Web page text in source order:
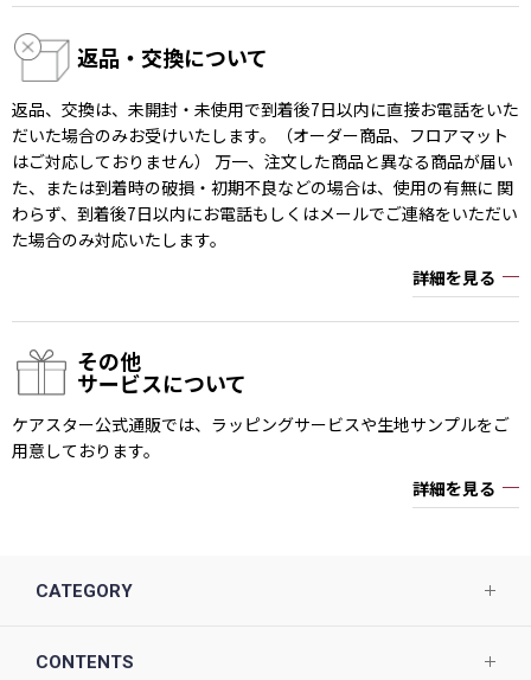
返品・交換について
返品、交換は、未開封・未使用で到着後7日以内に直接お電話をいた
だいた場合のみお受けいたします。（オーダー商品、フロアマット
はご対応しておりません） 万一、注文した商品と異なる商品が届い
た、または到着時の破損・初期不良などの場合は、使用の有無に 関
わらず、到着後7日以内にお電話もしくはメールでご連絡をいただい
た場合のみ対応いたします。
詳細を見る
その他
サービスについて
ケアスター公式通販では、ラッピングサービスや生地サンプルをご
用意しております。
詳細を見る
CATEGORY
CONTENTS